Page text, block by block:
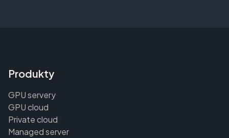
Produkty
GPU servery
GPU cloud
Private cloud
Managed server